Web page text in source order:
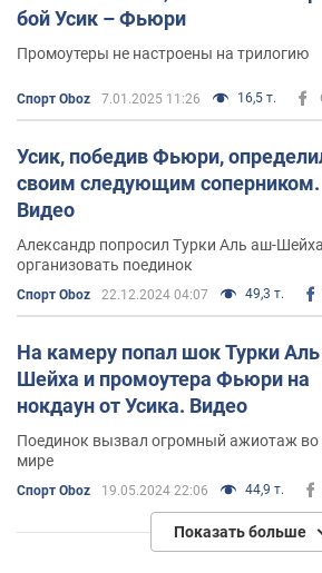
бой Усик – Фьюри
Промоутеры не настроены на трилогию
Спорт Oboz 7.01.2025 11:26 16,5 т.
Усик, победив Фьюри,
своим следующим соперником.
Видео
Александр попросил Турки Аль аш-Шейха
организовать поединок
Спорт Oboz 22.12.2024 04:07 49,3 т.
На камеру попал шок Турки
Шейха и промоутера Фьюри на
нокдаун от Усика. Видео
Поединок вызвал огромный ажиотаж во
мире
Спорт Oboz 19.05.2024 22:06 44,9 т.
Показать больше